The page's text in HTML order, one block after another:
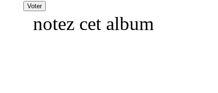
notez cet album